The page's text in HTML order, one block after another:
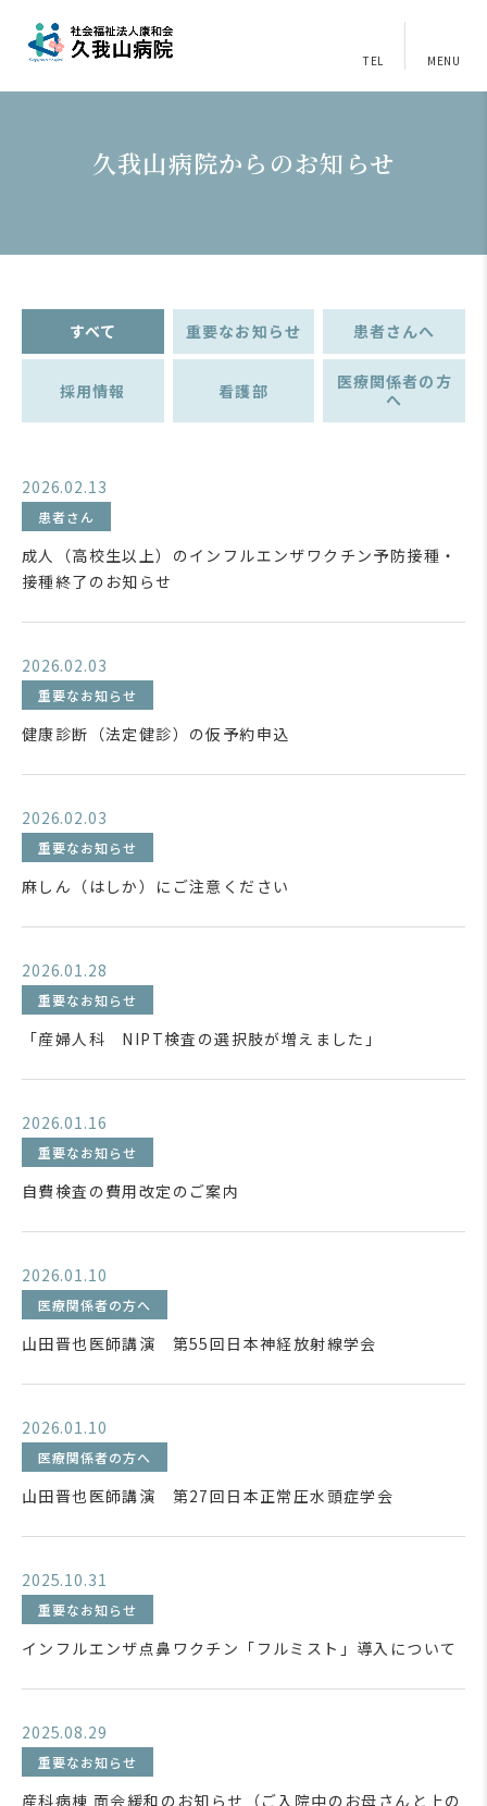
TEL MENU
久我山病院からのお知らせ
すべて 重要なお知らせ 患者さんへ
採用情報 看護部
医療関係者の方
へ
2026.02.13
患者さん
成人（高校生以上）のインフルエンザワクチン予防接種・
接種終了のお知らせ
2026.02.03
重要なお知らせ
健康診断（法定健診）の仮予約申込
2026.02.03
重要なお知らせ
麻しん（はしか）にご注意ください
2026.01.28
重要なお知らせ
「産婦人科 NIPT検査の選択肢が増えました」
2026.01.16
重要なお知らせ
自費検査の費用改定のご案内
2026.01.10
医療関係者の方へ
山田晋也医師講演 第55回日本神経放射線学会
2026.01.10
医療関係者の方へ
山田晋也医師講演 第27回日本正常圧水頭症学会
2025.10.31
重要なお知らせ
インフルエンザ点鼻ワクチン「フルミスト」導入について
2025.08.29
重要なお知らせ
産科病棟 面会緩和のお知らせ（ご入院中のお母さんと上の